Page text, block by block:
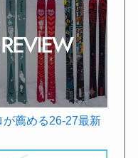
薦める26-27最新